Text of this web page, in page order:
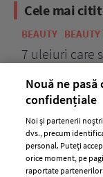
Cele mai
BEAUTY BEAUTY
7 uleiuri care
Nouă ne
confidențiale
Noi și partenerii
dvs., precum
personal. Puteți
orice moment, pe
raportate partenerilor